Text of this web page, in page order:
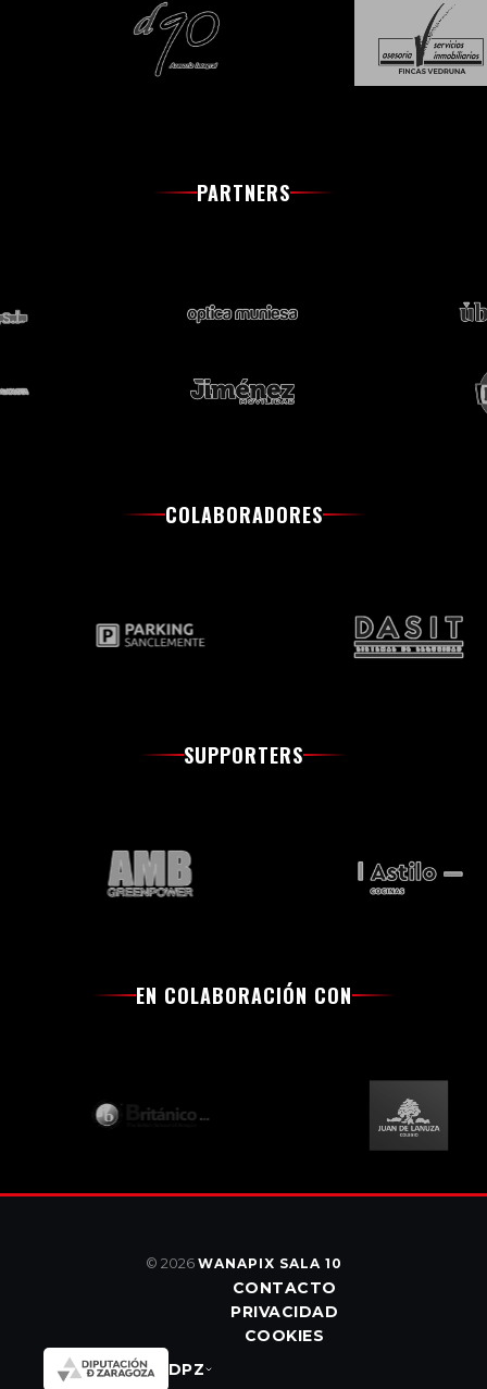
PARTNERS
COLABORADORES
SUPPORTERS
EN COLABORACIÓN CON
© 2026 WANAPIX SALA 10
CONTACTO
PRIVACIDAD
COOKIES
DPZ